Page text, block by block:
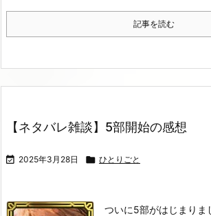
記事を読む
【ネタバレ雑談】5部開始の感想
 2025年3月28日  ひとりごと
ついに5部がはじまりま